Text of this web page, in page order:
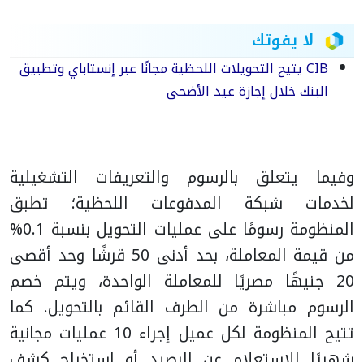
لا يفوتك
CIB يتيح التحويلات اللحظية مجانًا عبر إنستاباي وتطبيق
البنك خلال إجازة عيد الأضحى
وفيما يتعلق بالرسوم والتعريفات التشغيلية
لخدمات شبكة المدفوعات اللحظية؛ تطبق
المنظومة رسومًا على عمليات التحويل بنسبة 0.1%
من قيمة المعاملة، بحد أدنى 50 قرشًا وحد أقصى
20 جنيهًا مصريًا للمعاملة الواحدة، ويتم خصم
الرسوم مباشرة من الطرف القائم بالتحويل. كما
تتيح المنظومة لكل عميل إجراء 10 عمليات مجانية